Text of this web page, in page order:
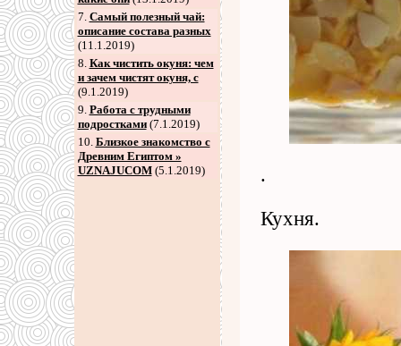
7. Самый полезный чай:
описание состава разных
(11.1.2019)
8. Как чистить окуня: чем
и зачем чистят окуня, с
(9.1.2019)
9. Работа с трудными
подростками(7.1.2019)
10. Близкое знакомство с
Древним Египтом »
UZNAJUCOM(5.1.2019)
.
Кухня.